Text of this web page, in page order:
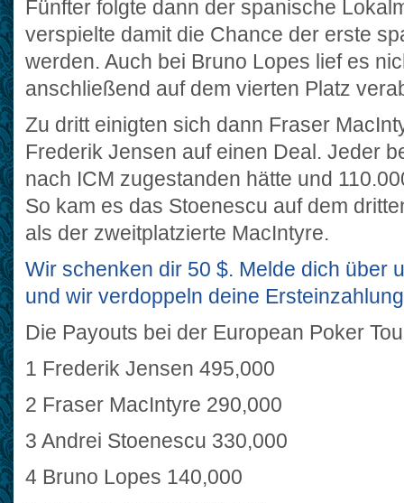
Fünfter folgte dann der spanische
verspielte damit die Chance der erste
werden. Auch bei Bruno Lopes lief es
anschließend auf dem vierten Platz
Zu dritt einigten sich dann Fraser
Frederik Jensen auf einen Deal. Jeder
nach ICM zugestanden hätte und
So kam es das Stoenescu auf dem
als der zweitplatzierte MacIntyre.
Wir schenken dir 50 $. Melde dich über
und wir verdoppeln deine
Die Payouts bei der European Poker
1 Frederik Jensen 495,000
2 Fraser MacIntyre 290,000
3 Andrei Stoenescu 330,000
4 Bruno Lopes 140,000